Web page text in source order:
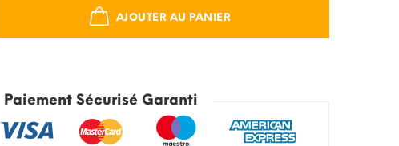
AJOUTER AU PANIER
Paiement Sécurisé Garanti